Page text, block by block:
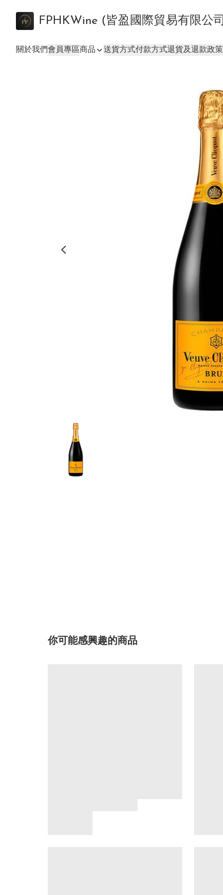
FPHKWine (皆盈國際貿易有限公
關於我們會員專區商品 送貨方式付款方式退貨及退款政策
你可能感興趣的商品